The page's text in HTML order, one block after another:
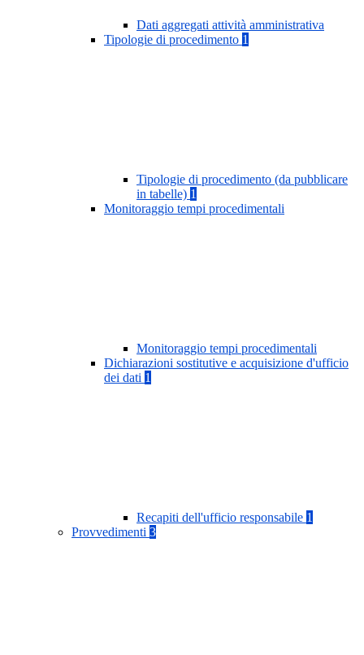
Dati aggregati attività amministrativa
Tipologie di procedimento 1
Tipologie di procedimento (da pubblicare
in tabelle) 1
Monitoraggio tempi procedimentali
Monitoraggio tempi procedimentali
Dichiarazioni sostitutive e acquisizione d'ufficio
dei dati 1
Recapiti dell'ufficio responsabile 1
Provvedimenti 3